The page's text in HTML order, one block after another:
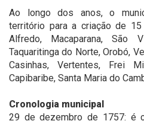
Ao longo dos anos, o
território para a criação de 15
Alfredo, Macaparana, São
Taquaritinga do Norte, Orobó,
Casinhas, Vertentes, Frei
Capibaribe, Santa Maria do
Cronologia municipal
29 de dezembro de 1757: é